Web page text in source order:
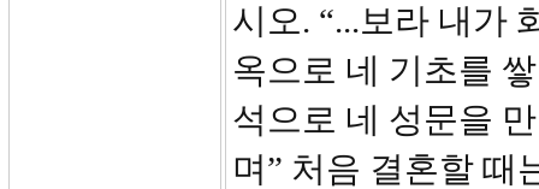
시오. “...보라 내가
옥으로 네 기초를
석으로 네 성문을
며” 처음 결혼할 때